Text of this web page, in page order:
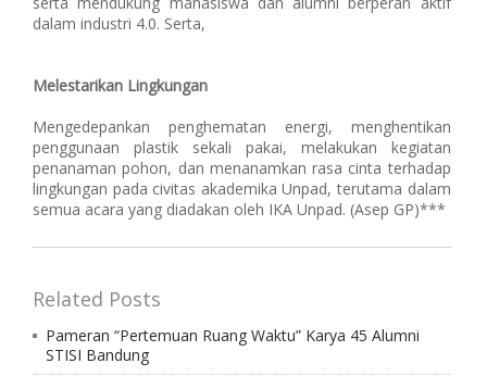
dalam industri 4.0. Serta,
Melestarikan Lingkungan
Mengedepankan penghematan energi, menghentikan
penggunaan plastik sekali pakai, melakukan kegiatan
penanaman pohon, dan menanamkan rasa cinta terhadap
lingkungan pada civitas akademika Unpad, terutama dalam
semua acara yang diadakan oleh IKA Unpad. (Asep GP)***
Related Posts
Pameran “Pertemuan Ruang Waktu” Karya 45 Alumni
STISI Bandung